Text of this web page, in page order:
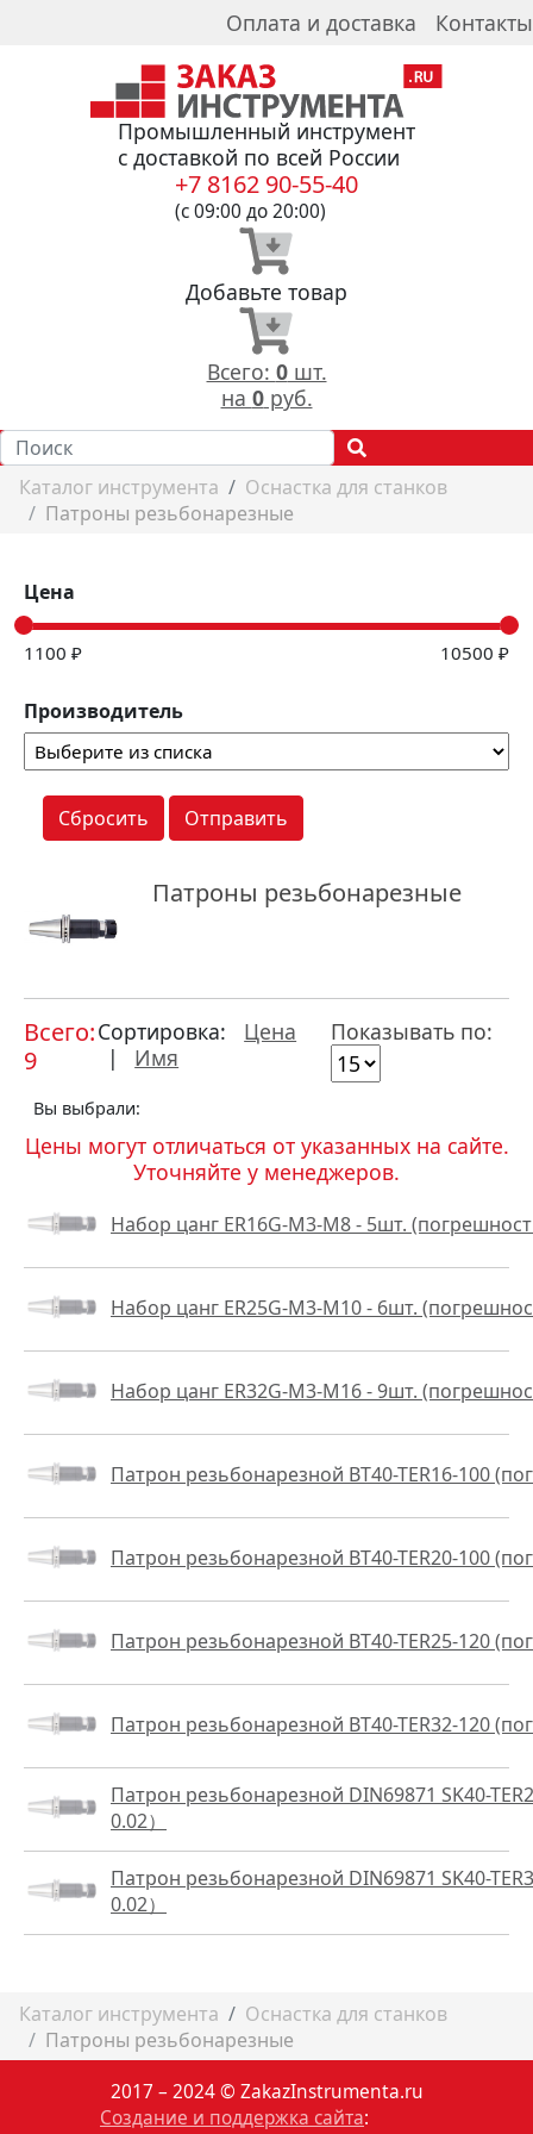
Оплата и доставка Контакты
Промышленный инструмент
с доставкой по всей России
+7 8162 90-55-40
(с 09:00 до 20:00)
Добавьте товар
Всего: 0шт.
на 0руб.
Каталог инструмента
Оснастка для станков
Патроны резьбонарезные
Цена
1100 ₽ 10500 ₽
Производитель
Сбросить Отправить
Патроны резьбонарезные
Всего:
9
Сортировка: Цена
|
Имя
Показывать по:
Вы выбрали:
Цены могут отличаться от указанных на сайте.
Уточняйте у менеджеров.
Набор цанг ER16G-М3-М8 - 5шт.
Набор цанг ER25G-М3-М10 - 6шт.
Набор цанг ER32G-М3-М16 - 9шт.
Патрон резьбонарезной BT40-TER16-100
Патрон резьбонарезной BT40-TER20-100
Патрон резьбонарезной BT40-TER25-120
Патрон резьбонарезной BT40-TER32-120
Патрон резьбонарезной DIN69871 SK40-
0.02）
Патрон резьбонарезной DIN69871 SK40-
0.02）
Каталог инструмента
Оснастка для станков
Патроны резьбонарезные
2017 – 2024 © ZakazInstrumenta.ru
Создание и поддержка сайта: